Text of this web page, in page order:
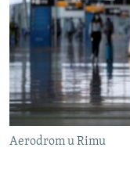
RSE PRIČE IZ
ISPRIČAJ MI
DNEVNO@RSE
SPECIJALI RSE
VIŠE OD NASLOVA
PRATITE NAS
Aerodrom u Rimu